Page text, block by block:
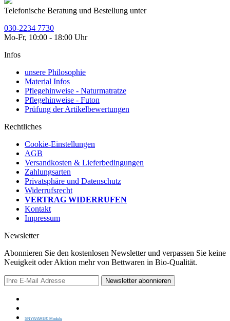
Telefonische Beratung und Bestellung unter
030-2234 7730
Mo-Fr, 10:00 - 18:00 Uhr
Infos
unsere Philosophie
Material Infos
Pflegehinweise - Naturmatratze
Pflegehinweise - Futon
Prüfung der Artikelbewertungen
Rechtliches
Cookie-Einstellungen
AGB
Versandkosten & Lieferbedingungen
Zahlungsarten
Privatsphäre und Datenschutz
Widerrufsrecht
VERTRAG WIDERRUFEN
Kontakt
Impressum
Newsletter
Abonnieren Sie den kostenlosen Newsletter und verpassen Sie keine
Neuigkeit oder Aktion mehr von Bettwaren in Bio-Qualität.
Newsletter abonnieren
SNYWARE® Module